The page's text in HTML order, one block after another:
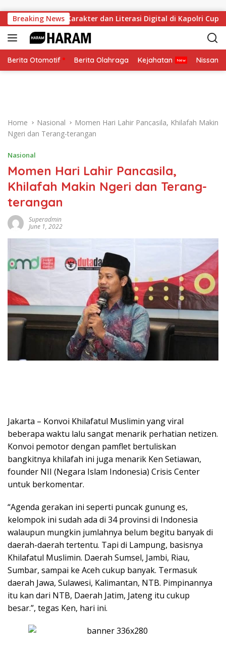
Breaking News
Karakter dan Literasi Digital di Kapolri Cup 2026
Berita Otomotif Berita Olahraga Kejahatan Nissan
Home Nasional
Momen Hari Lahir Pancasila, Khilafah Makin
Ngeri dan Terang-terangan
Nasional
Momen Hari Lahir Pancasila,
Khilafah Makin Ngeri dan Terang-
terangan
Superadmin
June 1, 2022
Jakarta – Konvoi Khilafatul Muslimin yang viral
beberapa waktu lalu sangat menarik perhatian netizen.
Konvoi pemotor dengan pamflet bertuliskan
bangkitnya khilafah ini juga menarik Ken Setiawan,
founder NII (Negara Islam Indonesia) Crisis Center
untuk berkomentar.
“Agenda gerakan ini seperti puncak gunung es,
kelompok ini sudah ada di 34 provinsi di Indonesia
walaupun mungkin jumlahnya belum begitu banyak di
daerah-daerah tertentu. Tapi di Lampung, basisnya
Khilafatul Muslimin. Daerah Sumsel, Jambi, Riau,
Sumbar, sampai ke Aceh cukup banyak. Termasuk
daerah Jawa, Sulawesi, Kalimantan, NTB. Pimpinannya
itu kan dari NTB, Daerah Jatim, Jateng itu cukup
besar.”, tegas Ken, hari ini.